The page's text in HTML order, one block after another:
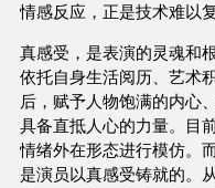
情感反应，正是技术难以
真感受，是表演的灵魂和
依托自身生活阅历、艺术
后，赋予人物饱满的内心
具备直抵人心的力量。目
情绪外在形态进行模仿。
是演员以真感受铸就的。